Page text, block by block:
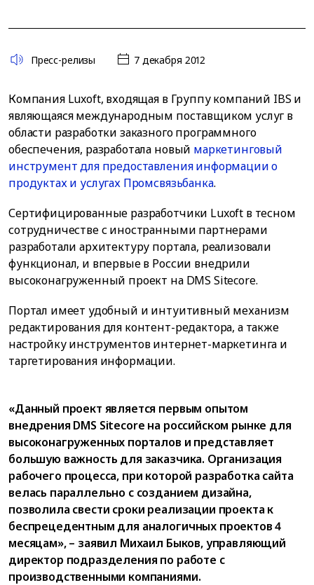
Пресс-релизы 7 декабря 2012
Компания Luxoft, входящая в Группу компаний IBS и
являющаяся международным поставщиком услуг в
области разработки заказного программного
обеспечения, разработала новый маркетинговый
инструмент для предоставления информации о
продуктах и услугах Промсвязьбанка.
Сертифицированные разработчики Luxoft в тесном
сотрудничестве с иностранными партнерами
разработали архитектуру портала, реализовали
функционал, и впервые в России внедрили
высоконагруженный проект на DMS Sitecore.
Портал имеет удобный и интуитивный механизм
редактирования для контент-редактора, а также
настройку инструментов интернет-маркетинга и
таргетирования информации.
«Данный проект является первым опытом
внедрения DMS Sitecore на российском рынке для
высоконагруженных порталов и представляет
большую важность для заказчика. Организация
рабочего процесса, при которой разработка сайта
велась параллельно с созданием дизайна,
позволила свести сроки реализации проекта к
беспрецедентным для аналогичных проектов 4
месяцам», – заявил Михаил Быков, управляющий
директор подразделения по работе с
производственными компаниями.